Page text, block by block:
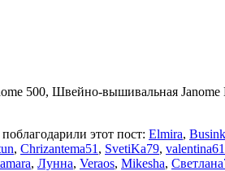
500, Швейно-вышивальная
этот пост: Elmira,
, Chrizantema51 , SvetiKa79, valentina61
, Лунна, Veraos, Mikesha,